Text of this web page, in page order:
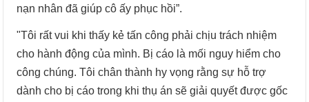
nạn nhân đã giúp cô ấy phục hồi”.
"Tôi rất vui khi thấy kẻ tấn công phải chịu trách nhiệm
cho hành động của mình. Bị cáo là mối nguy hiểm cho
công chúng. Tôi chân thành hy vọng rằng sự hỗ trợ
dành cho bị cáo trong khi thụ án sẽ giải quyết được gốc